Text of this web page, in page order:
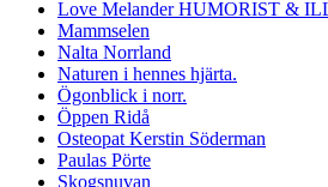
Love Melander HUMORIST &
Mammselen
Nalta Norrland
Naturen i hennes hjärta.
Ögonblick i norr.
Öppen Ridå
Osteopat Kerstin Söderman
Paulas Pörte
Skogsnuvan